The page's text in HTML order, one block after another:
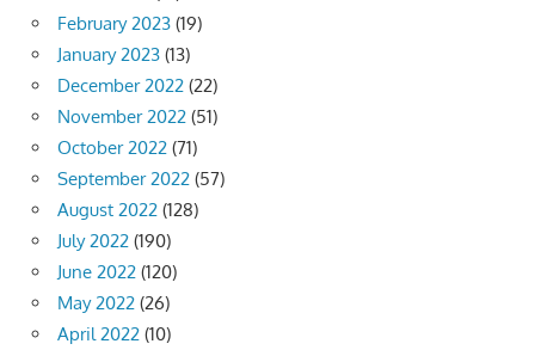
February 2023 (19)
January 2023 (13)
December 2022 (22)
November 2022 (51)
October 2022 (71)
September 2022 (57)
August 2022 (128)
July 2022 (190)
June 2022 (120)
May 2022 (26)
April 2022 (10)